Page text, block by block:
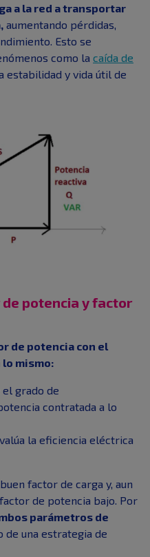
a la red a transportar
aumentando pérdidas,
Esto se
como la caída de
estabilidad y vida útil de
potencia y factor
de potencia con el
mismo:
el grado de
contratada a lo
la eficiencia eléctrica
factor de carga y, aun
de potencia bajo. Por
parámetros de
de una estrategia de